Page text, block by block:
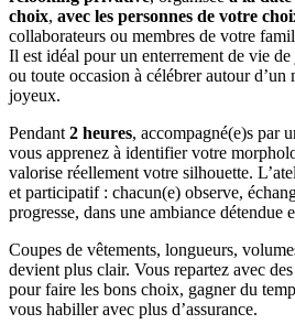
choix, avec les personnes de votre
collaborateurs ou membres de votre
Il est idéal pour un enterrement de vie
ou toute occasion à célébrer autour
joyeux.
Pendant 2 heures, accompagné(e)s par
vous apprenez à identifier votre
valorise réellement votre silhouette.
et participatif : chacun(e) observe,
progresse, dans une ambiance détendue
Coupes de vêtements, longueurs,
devient plus clair. Vous repartez avec
pour faire les bons choix, gagner du
vous habiller avec plus d’assurance.